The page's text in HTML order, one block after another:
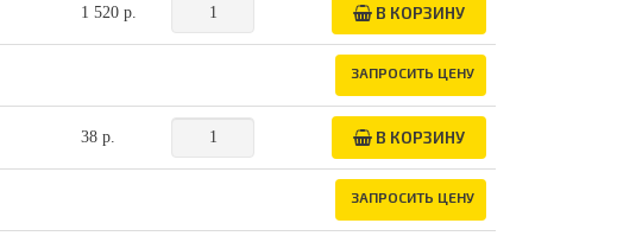
1 520 р. В КОРЗИНУ
ЗАПРОСИТЬ ЦЕНУ
38 р. В КОРЗИНУ
ЗАПРОСИТЬ ЦЕНУ